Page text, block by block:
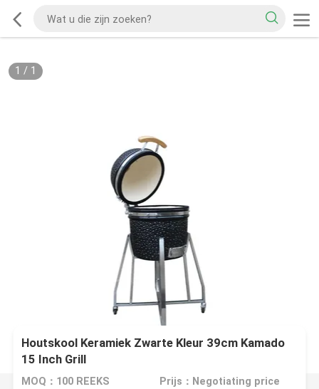
1 / 1
Houtskool Keramiek Zwarte Kleur 39cm Kamado
15 Inch Grill
MOQ：100 REEKS Prijs：Negotiating price